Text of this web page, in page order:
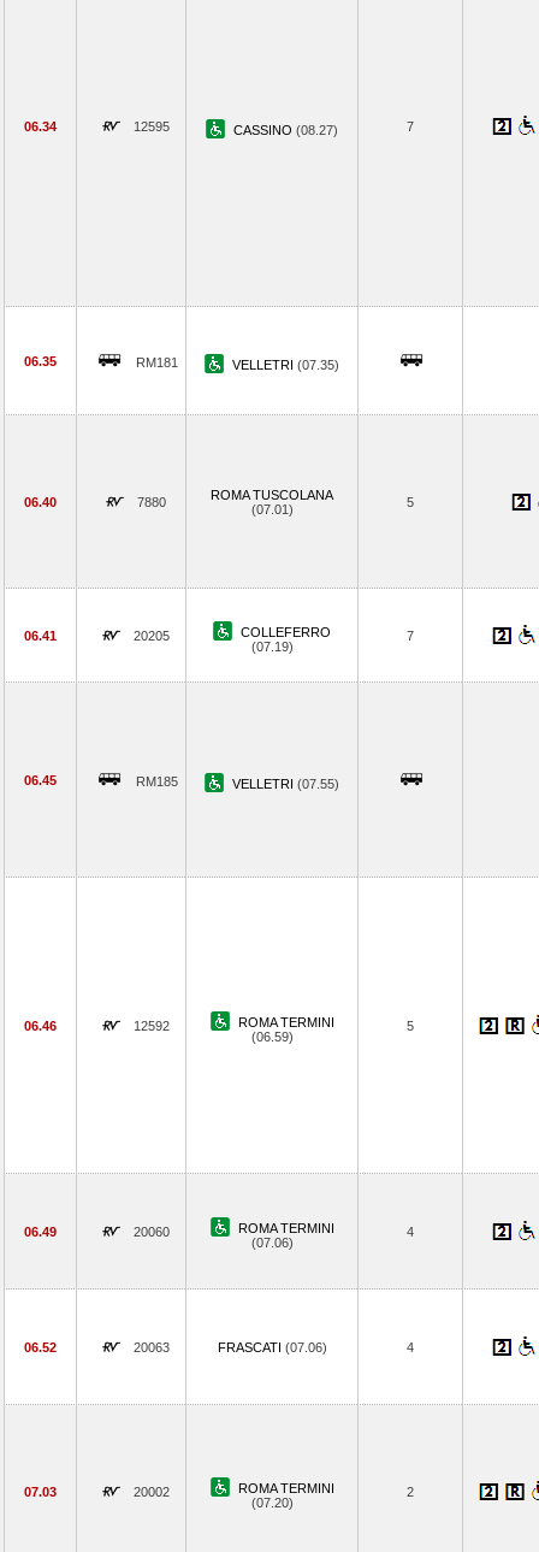
06.34 12595 CASSINO (08.27) 7
06.35 RM181 VELLETRI (07.35)
06.40 7880
ROMA TUSCOLANA
(07.01)
5
06.41 20205
COLLEFERRO
(07.19)
7
06.45 RM185 VELLETRI (07.55)
06.46 12592
ROMA TERMINI
(06.59)
5
06.49 20060
ROMA TERMINI
(07.06)
4
06.52 20063 FRASCATI (07.06) 4
07.03 20002
ROMA TERMINI
(07.20)
2